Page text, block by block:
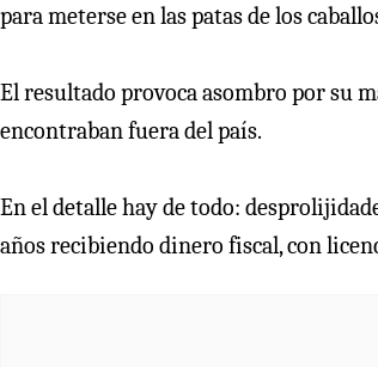
para meterse en las patas de los
El resultado provoca asombro por su
encontraban fuera del país.
En el detalle hay de todo:
años recibiendo dinero fiscal, con